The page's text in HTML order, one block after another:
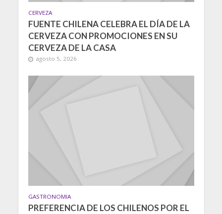
CERVEZA
FUENTE CHILENA CELEBRA EL DÍA DE LA
CERVEZA CON PROMOCIONES EN SU
CERVEZA DE LA CASA
agosto 5, 2026
GASTRONOMIA
PREFERENCIA DE LOS CHILENOS POR EL